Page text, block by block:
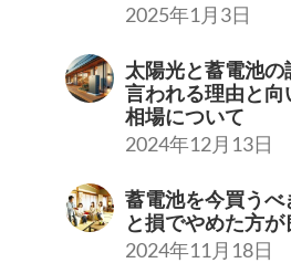
2025年1月3日
太陽光と蓄電池の
言われる理由と
相場について
2024年12月13日
蓄電池を今買う
と損でやめた方が
2024年11月18日